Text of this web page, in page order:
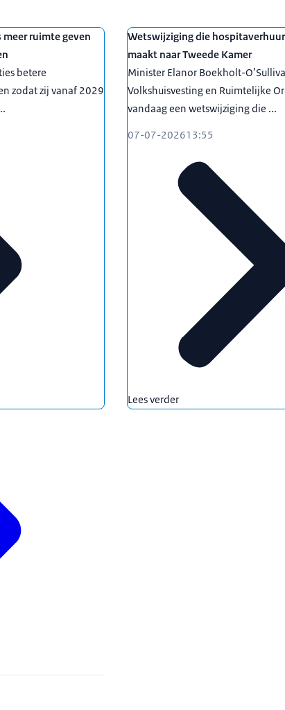
ruimte geven
betere
zodat zij vanaf 2029
Wetswijziging die
maakt naar Tweede Kamer
Minister Elanor Boekholt-
Volkshuisvesting en Ruimtelijke
vandaag een wetswijziging die ...
07-07-202613:55
Lees verder